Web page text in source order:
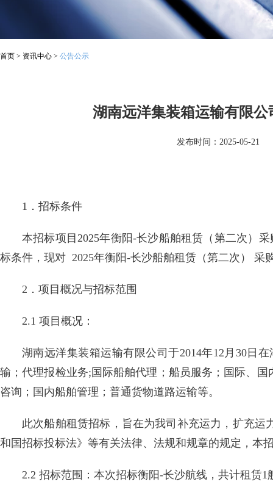
首页 > 资讯中心 > 公告公示
湖南远洋集装箱运输有限
发布时间：2025-05-21
1．招标条件
本招标项目2025年衡阳-长沙船舶租赁（第二次
标条件，现对 2025年衡阳-长沙船舶租赁（第二次） 采
2．项目概况与招标范围
2.1 项目概况：
湖南远洋集装箱运输有限公司于2014年12月30日
输；代理报检业务;国际船舶代理；船员服务；国际、
咨询；国内船舶管理；普通货物道路运输等。
此次船舶租赁招标，旨在为我司补充运力，扩充
和国招标投标法》等有关法律、法规和规章的规定，本
2.2 招标范围：本次招标衡阳-长沙航线，共计租赁